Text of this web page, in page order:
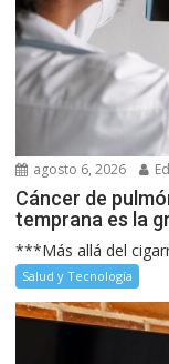
agosto 6, 2026
Cáncer de
temprana es la
***Más allá del
Salud y Tecnología